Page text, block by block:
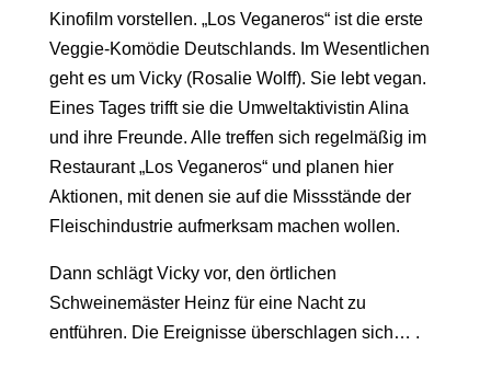
Kinofilm vorstellen. „Los Veganeros“ ist die erste
Veggie-Komödie Deutschlands. Im Wesentlichen
geht es um Vicky (Rosalie Wolff). Sie lebt vegan.
Eines Tages trifft sie die Umweltaktivistin Alina
und ihre Freunde. Alle treffen sich regelmäßig im
Restaurant „Los Veganeros“ und planen hier
Aktionen, mit denen sie auf die Missstände der
Fleischindustrie aufmerksam machen wollen.
Dann schlägt Vicky vor, den örtlichen
Schweinemäster Heinz für eine Nacht zu
entführen. Die Ereignisse überschlagen sich… .